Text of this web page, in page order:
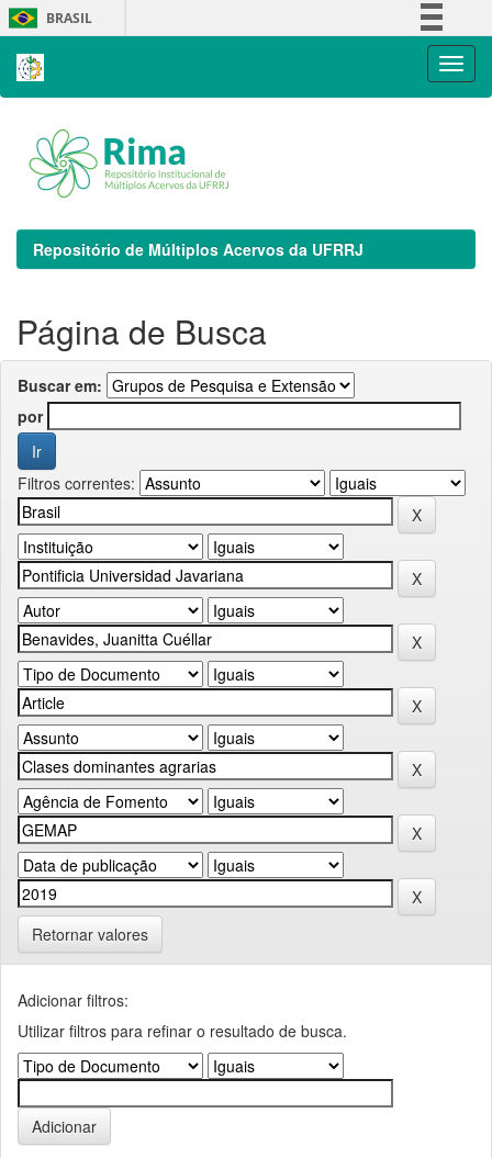
Skip
navigation
BRASIL
Repositório de Múltiplos Acervos da UFRRJ
Página de Busca
Buscar em:
por
Filtros correntes:
Retornar valores
Adicionar filtros:
Utilizar filtros para refinar o resultado de busca.